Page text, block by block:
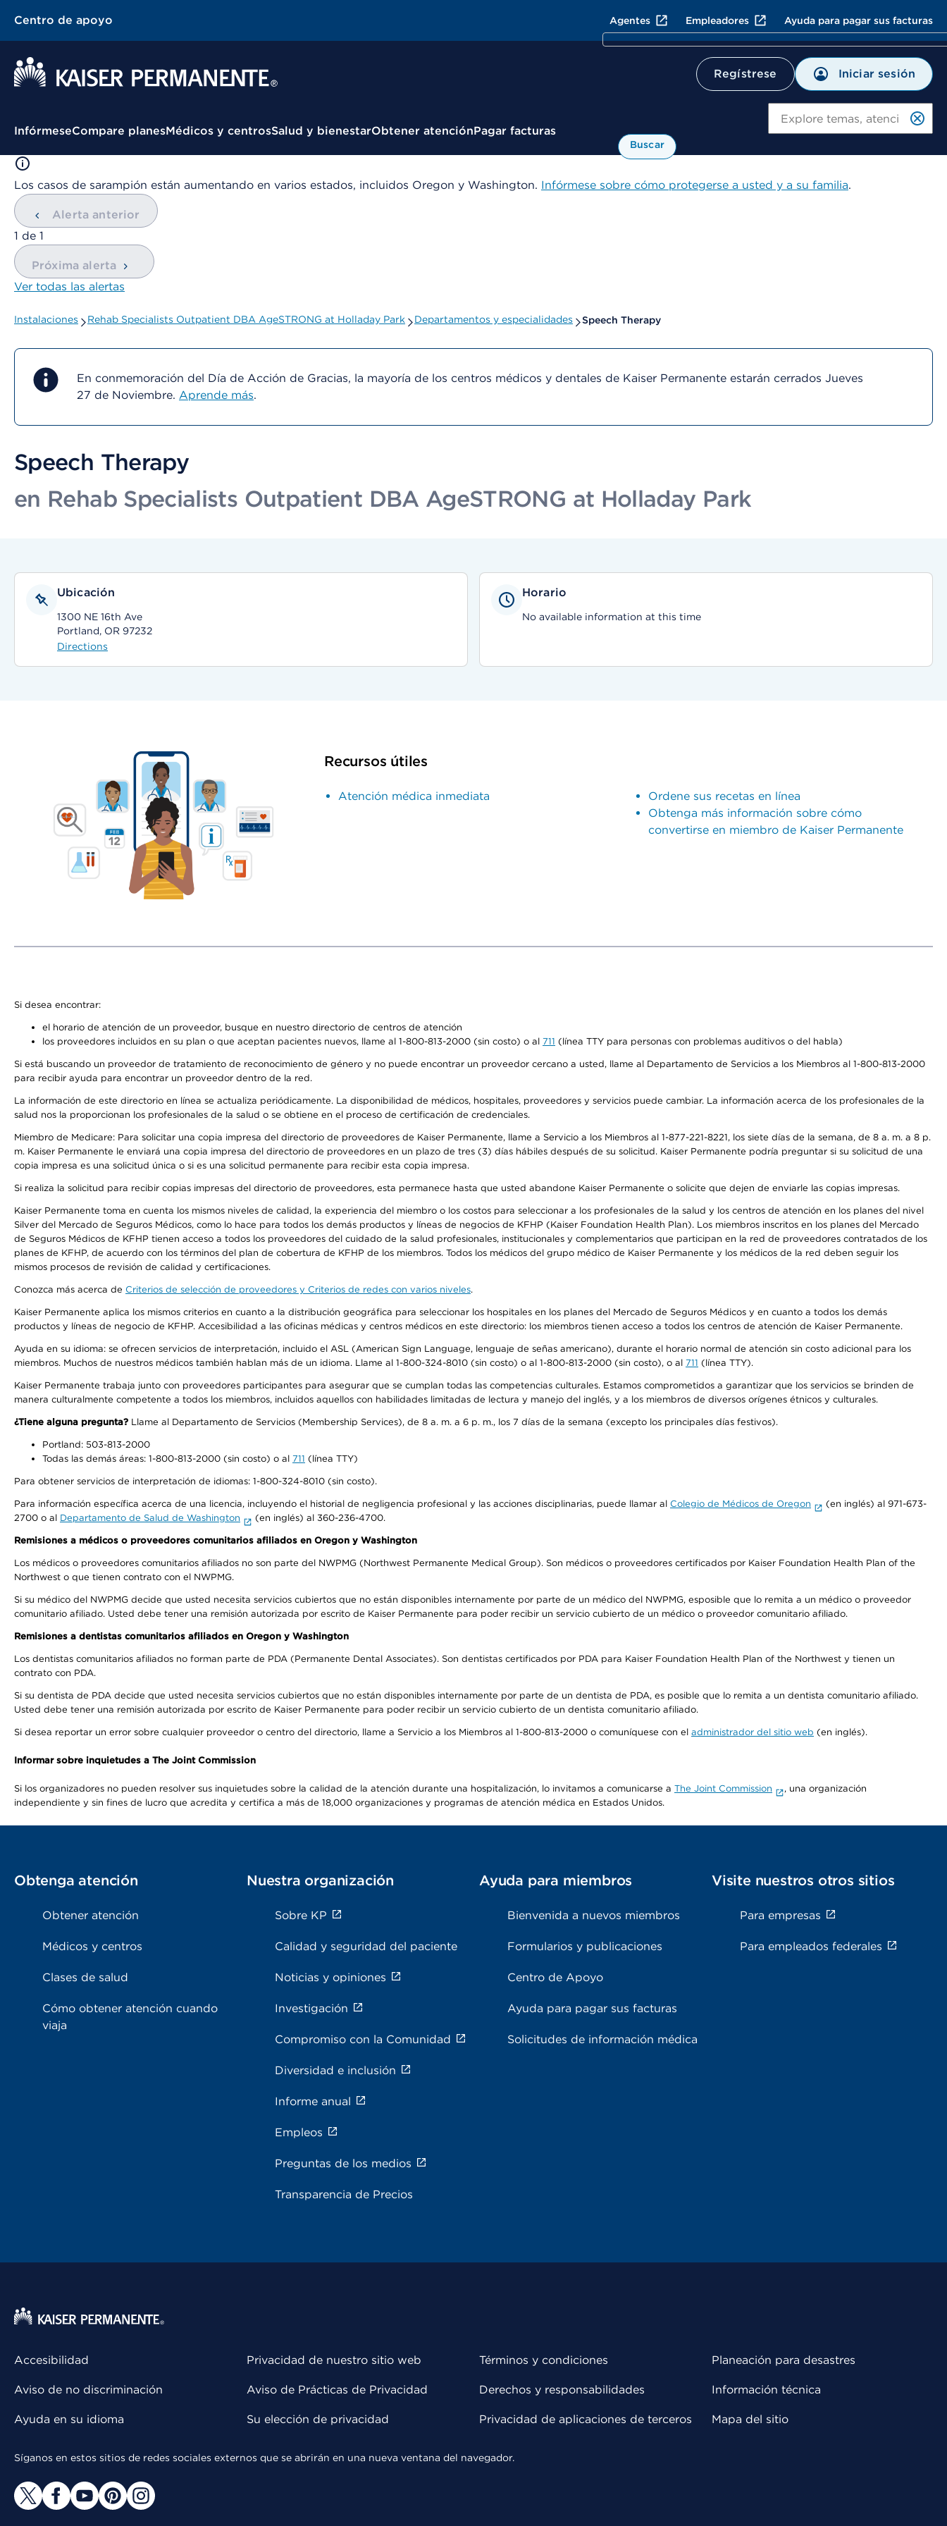
Centro de apoyo Agentes Empleadores Ayuda para pagar sus facturas
Regístrese Iniciar sesión
Menú contextual
InfórmeseCompare planesMédicos y centrosSalud y bienestarObtener atenciónPagar facturas
Buscar
Los casos de sarampión están aumentando en varios estados, incluidos Oregon y Washington. Infórmese sobre cómo protegerse a usted y a su familia.
Alerta anterior
mostrando
1 de 1
Próxima alerta
Ver todas las alertas
Instalaciones Rehab Specialists Outpatient DBA AgeSTRONG at Holladay Park Departamentos y especialidades Speech Therapy
En conmemoración del Día de Acción de Gracias, la mayoría de los centros médicos y dentales de Kaiser Permanente estarán cerrados Jueves
27 de Noviembre. Aprende más.
Speech Therapy
en Rehab Specialists Outpatient DBA AgeSTRONG at Holladay Park
Ubicación
1300 NE 16th Ave
Portland, OR 97232
Directions
Horario
No available information at this time
Recursos útiles
Atención médica inmediata
Ordene sus recetas en línea
Obtenga más información sobre cómo
convertirse en miembro de Kaiser Permanente
Si desea encontrar:
el horario de atención de un proveedor, busque en nuestro directorio de centros de atención
los proveedores incluidos en su plan o que aceptan pacientes nuevos, llame al 1-800-813-2000 (sin costo) o al 711 (línea TTY para personas con problemas auditivos o del habla)
Si está buscando un proveedor de tratamiento de reconocimiento de género y no puede encontrar un proveedor cercano a usted, llame al Departamento de Servicios a los Miembros al 1-800-813-2000
para recibir ayuda para encontrar un proveedor dentro de la red.
La información de este directorio en línea se actualiza periódicamente. La disponibilidad de médicos, hospitales, proveedores y servicios puede cambiar. La información acerca de los profesionales de la
salud nos la proporcionan los profesionales de la salud o se obtiene en el proceso de certificación de credenciales.
Miembro de Medicare: Para solicitar una copia impresa del directorio de proveedores de Kaiser Permanente, llame a Servicio a los Miembros al 1-877-221-8221, los siete días de la semana, de 8 a. m. a 8 p.
m. Kaiser Permanente le enviará una copia impresa del directorio de proveedores en un plazo de tres (3) días hábiles después de su solicitud. Kaiser Permanente podría preguntar si su solicitud de una
copia impresa es una solicitud única o si es una solicitud permanente para recibir esta copia impresa.
Si realiza la solicitud para recibir copias impresas del directorio de proveedores, esta permanece hasta que usted abandone Kaiser Permanente o solicite que dejen de enviarle las copias impresas.
Kaiser Permanente toma en cuenta los mismos niveles de calidad, la experiencia del miembro o los costos para seleccionar a los profesionales de la salud y los centros de atención en los planes del nivel
Silver del Mercado de Seguros Médicos, como lo hace para todos los demás productos y líneas de negocios de KFHP (Kaiser Foundation Health Plan). Los miembros inscritos en los planes del Mercado
de Seguros Médicos de KFHP tienen acceso a todos los proveedores del cuidado de la salud profesionales, institucionales y complementarios que participan en la red de proveedores contratados de los
planes de KFHP, de acuerdo con los términos del plan de cobertura de KFHP de los miembros. Todos los médicos del grupo médico de Kaiser Permanente y los médicos de la red deben seguir los
mismos procesos de revisión de calidad y certificaciones.
Conozca más acerca de Criterios de selección de proveedores y Criterios de redes con varios niveles.
Kaiser Permanente aplica los mismos criterios en cuanto a la distribución geográfica para seleccionar los hospitales en los planes del Mercado de Seguros Médicos y en cuanto a todos los demás
productos y líneas de negocio de KFHP. Accesibilidad a las oficinas médicas y centros médicos en este directorio: los miembros tienen acceso a todos los centros de atención de Kaiser Permanente.
Ayuda en su idioma: se ofrecen servicios de interpretación, incluido el ASL (American Sign Language, lenguaje de señas americano), durante el horario normal de atención sin costo adicional para los
miembros. Muchos de nuestros médicos también hablan más de un idioma. Llame al 1-800-324-8010 (sin costo) o al 1-800-813-2000 (sin costo), o al 711 (línea TTY).
Kaiser Permanente trabaja junto con proveedores participantes para asegurar que se cumplan todas las competencias culturales. Estamos comprometidos a garantizar que los servicios se brinden de
manera culturalmente competente a todos los miembros, incluidos aquellos con habilidades limitadas de lectura y manejo del inglés, y a los miembros de diversos orígenes étnicos y culturales.
¿Tiene alguna pregunta? Llame al Departamento de Servicios (Membership Services), de 8 a. m. a 6 p. m., los 7 días de la semana (excepto los principales días festivos).
Portland: 503-813-2000
Todas las demás áreas: 1-800-813-2000 (sin costo) o al 711 (línea TTY)
Para obtener servicios de interpretación de idiomas: 1-800-324-8010 (sin costo).
Para información específica acerca de una licencia, incluyendo el historial de negligencia profesional y las acciones disciplinarias, puede llamar al Colegio de Médicos de Oregon
(en inglés) al 971-673-
2700 o al Departamento de Salud de Washington (en inglés) al 360-236-4700.
Remisiones a médicos o proveedores comunitarios afiliados en Oregon y Washington
Los médicos o proveedores comunitarios afiliados no son parte del NWPMG (Northwest Permanente Medical Group). Son médicos o proveedores certificados por Kaiser Foundation Health Plan of the
Northwest o que tienen contrato con el NWPMG.
Si su médico del NWPMG decide que usted necesita servicios cubiertos que no están disponibles internamente por parte de un médico del NWPMG, esposible que lo remita a un médico o proveedor
comunitario afiliado. Usted debe tener una remisión autorizada por escrito de Kaiser Permanente para poder recibir un servicio cubierto de un médico o proveedor comunitario afiliado.
Remisiones a dentistas comunitarios afiliados en Oregon y Washington
Los dentistas comunitarios afiliados no forman parte de PDA (Permanente Dental Associates). Son dentistas certificados por PDA para Kaiser Foundation Health Plan of the Northwest y tienen un
contrato con PDA.
Si su dentista de PDA decide que usted necesita servicios cubiertos que no están disponibles internamente por parte de un dentista de PDA, es posible que lo remita a un dentista comunitario afiliado.
Usted debe tener una remisión autorizada por escrito de Kaiser Permanente para poder recibir un servicio cubierto de un dentista comunitario afiliado.
Si desea reportar un error sobre cualquier proveedor o centro del directorio, llame a Servicio a los Miembros al 1-800-813-2000 o comuníquese con el administrador del sitio web (en inglés).
Informar sobre inquietudes a The Joint Commission
Si los organizadores no pueden resolver sus inquietudes sobre la calidad de la atención durante una hospitalización, lo invitamos a comunicarse a The Joint Commission
, una organización
independiente y sin fines de lucro que acredita y certifica a más de 18,000 organizaciones y programas de atención médica en Estados Unidos.
Obtenga atención
Obtener atención
Médicos y centros
Clases de salud
Cómo obtener atención cuando
viaja
Nuestra organización
Sobre KP
Calidad y seguridad del paciente
Noticias y opiniones
Investigación
Compromiso con la Comunidad
Diversidad e inclusión
Informe anual
Empleos
Preguntas de los medios
Transparencia de Precios
Ayuda para miembros
Bienvenida a nuevos miembros
Formularios y publicaciones
Centro de Apoyo
Ayuda para pagar sus facturas
Solicitudes de información médica
Visite nuestros otros sitios
Para empresas
Para empleados federales
Accesibilidad
Aviso de no discriminación
Ayuda en su idioma
Privacidad de nuestro sitio web
Aviso de Prácticas de Privacidad
Su elección de privacidad
Términos y condiciones
Derechos y responsabilidades
Privacidad de aplicaciones de terceros
Planeación para desastres
Información técnica
Mapa del sitio
Síganos en estos sitios de redes sociales externos que se abrirán en una nueva ventana del navegador.